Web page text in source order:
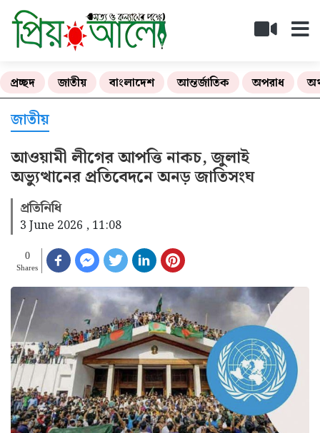
প্রচ্ছদ জাতীয় বাংলাদেশ আন্তর্জাতিক অপরাধ
জাতীয়
আওয়ামী লীগের আপত্তি নাকচ, জুলাই
অভ্যুত্থানের প্রতিবেদনে অনড় জাতিসংঘ
প্রতিনিধি
3 June 2026 , 11:08
0
Shares